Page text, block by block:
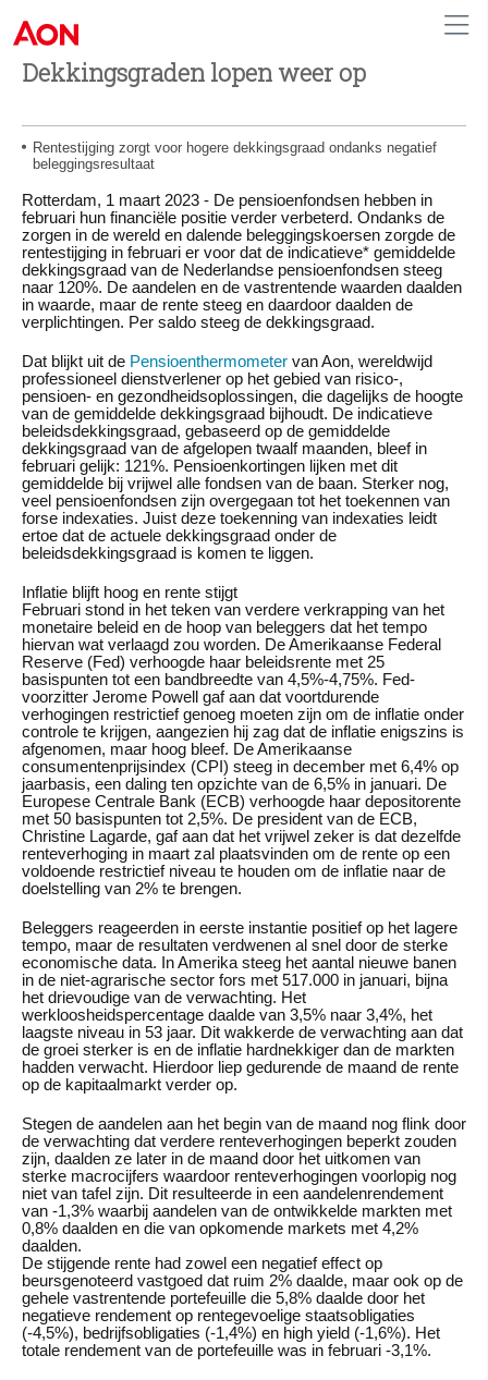
Dekkingsgraden lopen weer op
Rentestijging zorgt voor hogere dekkingsgraad ondanks negatief
beleggingsresultaat
Rotterdam, 1 maart 2023 - De pensioenfondsen hebben in
februari hun financiële positie verder verbeterd. Ondanks de
zorgen in de wereld en dalende beleggingskoersen zorgde de
rentestijging in februari er voor dat de indicatieve* gemiddelde
dekkingsgraad van de Nederlandse pensioenfondsen steeg
naar 120%. De aandelen en de vastrentende waarden daalden
in waarde, maar de rente steeg en daardoor daalden de
verplichtingen. Per saldo steeg de dekkingsgraad.
Dat blijkt uit de Pensioenthermometer van Aon, wereldwijd
professioneel dienstverlener op het gebied van risico-,
pensioen- en gezondheidsoplossingen, die dagelijks de hoogte
van de gemiddelde dekkingsgraad bijhoudt. De indicatieve
beleidsdekkingsgraad, gebaseerd op de gemiddelde
dekkingsgraad van de afgelopen twaalf maanden, bleef in
februari gelijk: 121%. Pensioenkortingen lijken met dit
gemiddelde bij vrijwel alle fondsen van de baan. Sterker nog,
veel pensioenfondsen zijn overgegaan tot het toekennen van
forse indexaties. Juist deze toekenning van indexaties leidt
ertoe dat de actuele dekkingsgraad onder de
beleidsdekkingsgraad is komen te liggen.
Inflatie blijft hoog en rente stijgt
Februari stond in het teken van verdere verkrapping van het
monetaire beleid en de hoop van beleggers dat het tempo
hiervan wat verlaagd zou worden. De Amerikaanse Federal
Reserve (Fed) verhoogde haar beleidsrente met 25
basispunten tot een bandbreedte van 4,5%-4,75%. Fed-
voorzitter Jerome Powell gaf aan dat voortdurende
verhogingen restrictief genoeg moeten zijn om de inflatie onder
controle te krijgen, aangezien hij zag dat de inflatie enigszins is
afgenomen, maar hoog bleef. De Amerikaanse
consumentenprijsindex (CPI) steeg in december met 6,4% op
jaarbasis, een daling ten opzichte van de 6,5% in januari. De
Europese Centrale Bank (ECB) verhoogde haar depositorente
met 50 basispunten tot 2,5%. De president van de ECB,
Christine Lagarde, gaf aan dat het vrijwel zeker is dat dezelfde
renteverhoging in maart zal plaatsvinden om de rente op een
voldoende restrictief niveau te houden om de inflatie naar de
doelstelling van 2% te brengen.
Beleggers reageerden in eerste instantie positief op het lagere
tempo, maar de resultaten verdwenen al snel door de sterke
economische data. In Amerika steeg het aantal nieuwe banen
in de niet-agrarische sector fors met 517.000 in januari, bijna
het drievoudige van de verwachting. Het
werkloosheidspercentage daalde van 3,5% naar 3,4%, het
laagste niveau in 53 jaar. Dit wakkerde de verwachting aan dat
de groei sterker is en de inflatie hardnekkiger dan de markten
hadden verwacht. Hierdoor liep gedurende de maand de rente
op de kapitaalmarkt verder op.
Stegen de aandelen aan het begin van de maand nog flink door
de verwachting dat verdere renteverhogingen beperkt zouden
zijn, daalden ze later in de maand door het uitkomen van
sterke macrocijfers waardoor renteverhogingen voorlopig nog
niet van tafel zijn. Dit resulteerde in een aandelenrendement
van -1,3% waarbij aandelen van de ontwikkelde markten met
0,8% daalden en die van opkomende markets met 4,2%
daalden.
De stijgende rente had zowel een negatief effect op
beursgenoteerd vastgoed dat ruim 2% daalde, maar ook op de
gehele vastrentende portefeuille die 5,8% daalde door het
negatieve rendement op rentegevoelige staatsobligaties
(-4,5%), bedrijfsobligaties (-1,4%) en high yield (-1,6%). Het
totale rendement van de portefeuille was in februari -3,1%.